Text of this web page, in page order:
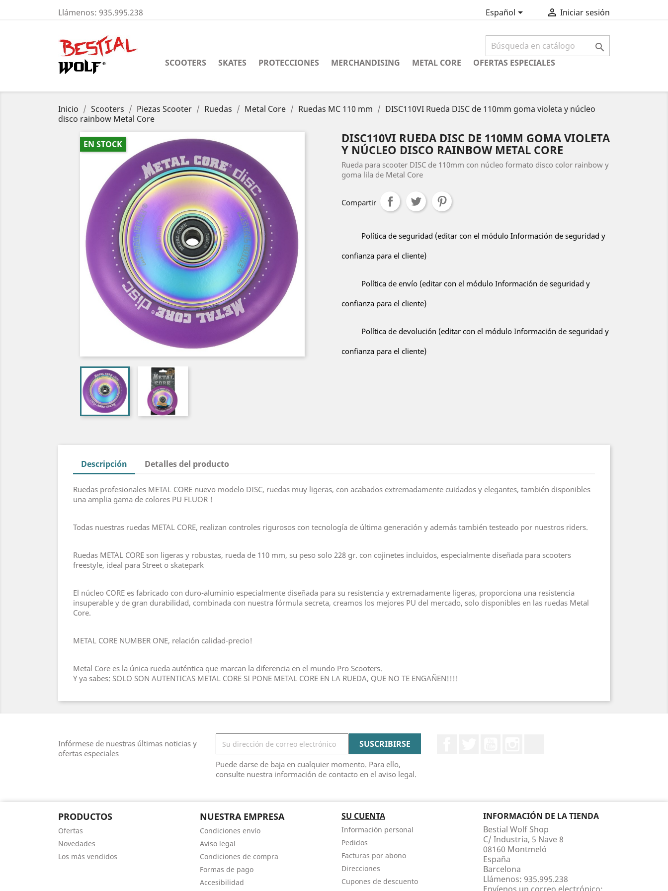
Llámenos: 935.995.238 Español  Iniciar sesión

SCOOTERS SKATES PROTECCIONES MERCHANDISING METAL CORE OFERTAS ESPECIALES
Inicio Scooters Piezas Scooter Ruedas Metal Core Ruedas MC 110 mm
DISC110VI Rueda DISC de 110mm goma violeta y núcleo
disco rainbow Metal Core
EN STOCK
DISC110VI RUEDA DISC DE 110MM GOMA VIOLETA
Y NÚCLEO DISCO RAINBOW METAL CORE
Rueda para scooter DISC de 110mm con núcleo formato disco color rainbow y
goma lila de Metal Core
Compartir
Política de seguridad (editar con el módulo Información de seguridad y
confianza para el cliente)
Política de envío (editar con el módulo Información de seguridad y
confianza para el cliente)
Política de devolución (editar con el módulo Información de seguridad y
confianza para el cliente)
Descripción Detalles del producto
Ruedas profesionales METAL CORE nuevo modelo DISC, ruedas muy ligeras, con acabados extremadamente cuidados y elegantes, también disponibles
una amplia gama de colores PU FLUOR !
Todas nuestras ruedas METAL CORE, realizan controles rigurosos con tecnología de última generación y además también testeado por nuestros riders.
Ruedas METAL CORE son ligeras y robustas, rueda de 110 mm, su peso solo 228 gr. con cojinetes incluidos, especialmente diseñada para scooters
freestyle, ideal para Street o skatepark
El núcleo CORE es fabricado con duro-aluminio especialmente diseñada para su resistencia y extremadamente ligeras, proporciona una resistencia
insuperable y de gran durabilidad, combinada con nuestra fórmula secreta, creamos los mejores PU del mercado, solo disponibles en las ruedas Metal
Core.
METAL CORE NUMBER ONE, relación calidad-precio!
Metal Core es la única rueda auténtica que marcan la diferencia en el mundo Pro Scooters.
Y ya sabes: SOLO SON AUTENTICAS METAL CORE SI PONE METAL CORE EN LA RUEDA, QUE NO TE ENGAÑEN!!!!
Infórmese de nuestras últimas noticias y
ofertas especiales
Puede darse de baja en cualquier momento. Para ello,
consulte nuestra información de contacto en el aviso legal.
PRODUCTOS
Ofertas
Novedades
Los más vendidos
NUESTRA EMPRESA
Condiciones envío
Aviso legal
Condiciones de compra
Formas de pago
Accesibilidad
SU CUENTA
Información personal
Pedidos
Facturas por abono
Direcciones
Cupones de descuento
INFORMACIÓN DE LA TIENDA
Bestial Wolf Shop
C/ Industria, 5 Nave 8
08160 Montmeló
España
Barcelona
Llámenos: 935.995.238